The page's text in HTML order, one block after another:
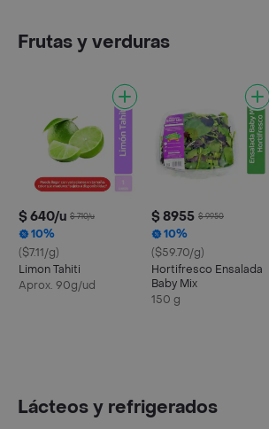
Frutas y verduras
$ 640/u $ 710/u
10%
($7.11/g)
Limon Tahiti
Aprox. 90g/ud
$ 8955 $ 9950
10%
($59.70/g)
Hortifresco Ensalada
Baby Mix
150 g
Lácteos y refrigerados